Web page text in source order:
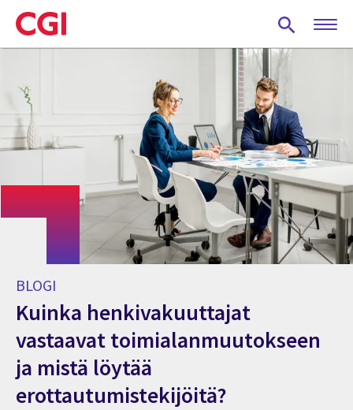
Skip
to
main
BLOGI
Kuinka henkivakuuttajat
vastaavat toimialanmuutokseen
ja mistä löytää
erottautumistekijöitä?